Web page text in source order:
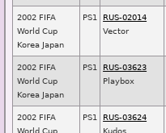
2002 FIFA
World Cup
Korea Japan
PS1
RUS-02014
Vector
2002 FIFA
World Cup
Korea Japan
PS1
RUS-03623
Playbox
2002 FIFA
World Cup
PS1
RUS-03624
Kudos